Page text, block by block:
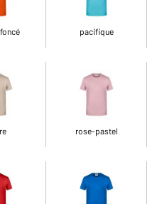
pacifique
rose-pastel